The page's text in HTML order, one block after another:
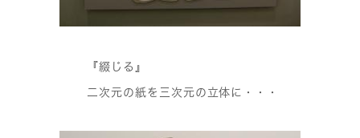
『綴じる』
二次元の紙を三次元の立体に・・・